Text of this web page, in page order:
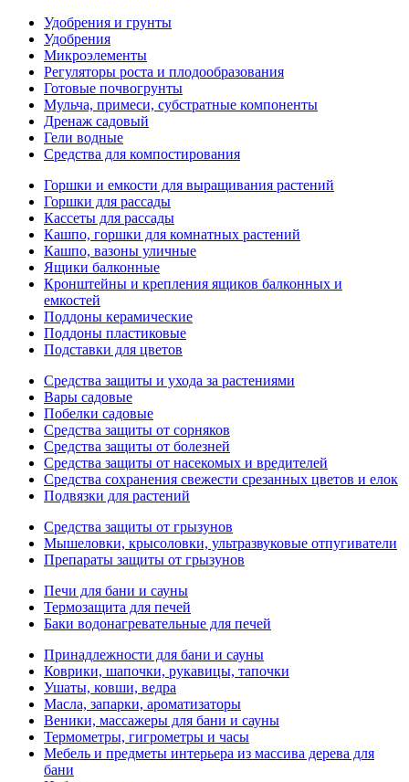
Удобрения и грунты
Удобрения
Микроэлементы
Регуляторы роста и плодообразования
Готовые почвогрунты
Мульча, примеси, субстратные компоненты
Дренаж садовый
Гели водные
Средства для компостирования
Горшки и емкости для выращивания растений
Горшки для рассады
Кассеты для рассады
Кашпо, горшки для комнатных растений
Кашпо, вазоны уличные
Ящики балконные
Кронштейны и крепления ящиков балконных и
емкостей
Поддоны керамические
Поддоны пластиковые
Подставки для цветов
Средства защиты и ухода за растениями
Вары садовые
Побелки садовые
Средства защиты от сорняков
Средства защиты от болезней
Средства защиты от насекомых и вредителей
Средства сохранения свежести срезанных цветов и елок
Подвязки для растений
Средства защиты от грызунов
Мышеловки, крысоловки, ультразвуковые отпугиватели
Препараты защиты от грызунов
Печи для бани и сауны
Термозащита для печей
Баки водонагревательные для печей
Принадлежности для бани и сауны
Коврики, шапочки, рукавицы, тапочки
Ушаты, ковши, ведра
Масла, запарки, ароматизаторы
Веники, массажеры для бани и сауны
Термометры, гигрометры и часы
Мебель и предметы интерьера из массива дерева для
бани